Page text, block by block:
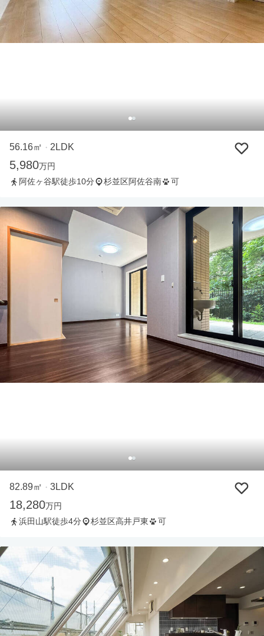
56.16㎡ ・ 2LDK
5,980万円
阿佐ヶ谷駅徒歩10分
杉並区阿佐谷南 可
82.89㎡ ・ 3LDK
18,280万円
浜田山駅徒歩4分
杉並区高井戸東 可